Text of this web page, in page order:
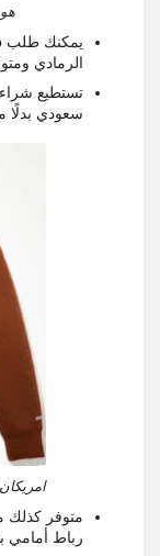
الرمادي
سعودي بدلًا من 240 ريال سعودي
متوفر كذلك
رباط أمامي